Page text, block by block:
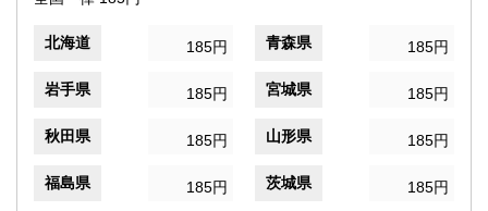
北海道 185円 青森県 185円
岩手県 185円 宮城県 185円
秋田県 185円 山形県 185円
福島県 185円 茨城県 185円